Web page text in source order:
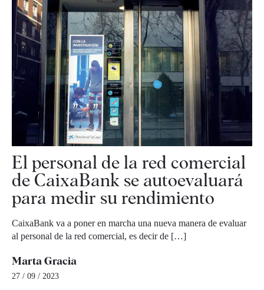
El personal de la red comercial
de CaixaBank se autoevaluará
para medir su rendimiento
CaixaBank va a poner en marcha una nueva manera de evaluar
al personal de la red comercial, es decir de […]
Marta Gracia
27 / 09 / 2023